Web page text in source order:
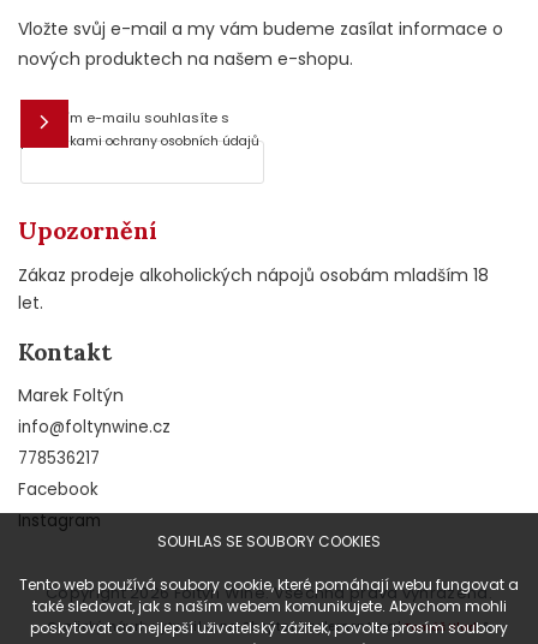
SOUHLAS SE SOUBORY COOKIES
Tento web používá soubory cookie, které pomáhají webu fungovat a
také sledovat, jak s naším webem komunikujete. Abychom mohli
poskytovat co nejlepší uživatelský zážitek, povolte prosím soubory
Vložte svůj e-mail a my vám budeme zasílat informace o
nových produktech na našem e-shopu.
E-mail
Vložením e-mailu souhlasíte s
podmínkami ochrany osobních údajů
Upozornění
Zákaz prodeje alkoholických nápojů osobám mladším 18
let.
Kontakt
Marek Foltýn
info@foltynwine.cz
778536217
Facebook
Instagram
Copyright 2026Foltýn Wine. Všechna práva vyhrazena.
Grafický návrh vytvořil a na Shoptet implementovalTomáš Hlad&